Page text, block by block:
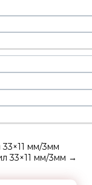
мм/3мм
33×11 мм/3мм →